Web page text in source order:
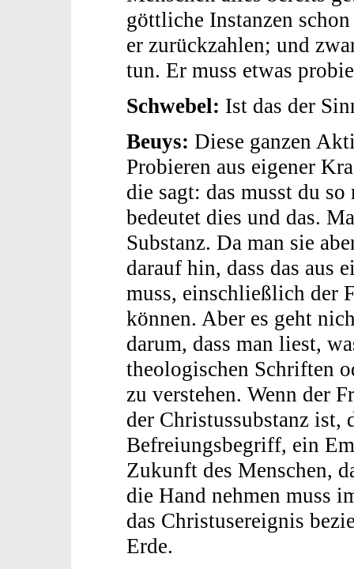
göttliche Instanzen
er zurückzahlen; und
tun. Er muss etwas
Schwebel: Ist das der
Beuys: Diese ganzen
Probieren aus eigener
die sagt: das musst du so
bedeutet dies und das.
Substanz. Da man sie
darauf hin, dass das aus
muss, einschließlich der
können. Aber es geht
darum, dass man liest,
theologischen Schriften
zu verstehen. Wenn der
der Christussubstanz ist,
Befreiungsbegriff, ein
Zukunft des Menschen,
die Hand nehmen muss
das Christusereignis
Erde.